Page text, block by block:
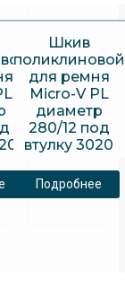
Шкив
поликлиновой
для ремня
Micro-V PL
диаметр
280/12 под
втулку 3020
Подробнее